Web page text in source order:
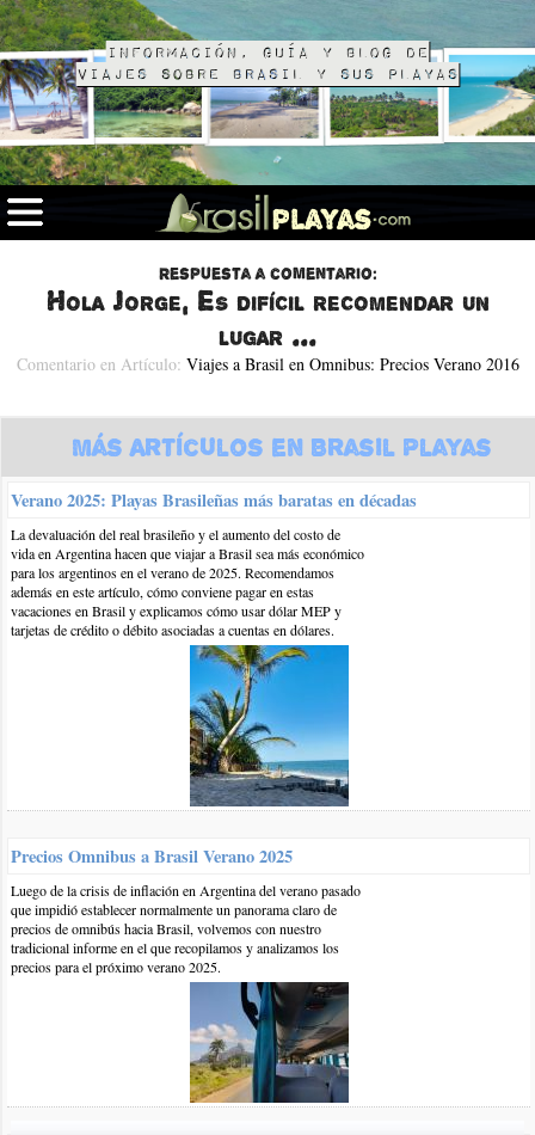
Información, guía y blog de
viajes sobre Brasil y sus playas
Respuesta a comentario:
Hola Jorge, Es difícil recomendar un
lugar ...
Comentario en Artículo: Viajes a Brasil en Omnibus: Precios Verano 2016
20-ene-2017 | por BrasilPlayas
con muchos atractivos en términos turísticos, pero si van a ir en
ómnibus desde Corrientes posiblemente les convenga el sur de
Brasil, Camboriú o Florianópolis están a 1 día de viaje desde
Corrientes y cuesta entre 2200 y 2300 pesos el pasaje de ida por
la empresa crucero del norte:
https://www.brasilplayas.com/blog-viajes/brasil-en-omnibus-
Más Artículos en Brasil Playas
Verano 2025: Playas Brasileñas más baratas en décadas
La devaluación del real brasileño y el aumento del costo de
vida en Argentina hacen que viajar a Brasil sea más económico
para los argentinos en el verano de 2025. Recomendamos
además en este artículo, cómo conviene pagar en estas
vacaciones en Brasil y explicamos cómo usar dólar MEP y
tarjetas de crédito o débito asociadas a cuentas en dólares.
Precios Omnibus a Brasil Verano 2025
Luego de la crisis de inflación en Argentina del verano pasado
que impidió establecer normalmente un panorama claro de
precios de omnibús hacia Brasil, volvemos con nuestro
tradicional informe en el que recopilamos y analizamos los
precios para el próximo verano 2025.